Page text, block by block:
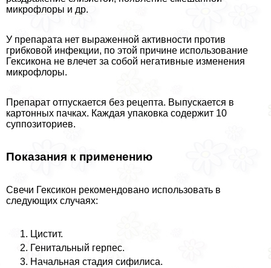
микрофлоры и др.
У препарата нет выраженной активности против
грибковой инфекции, по этой причине использование
Гексикона не влечет за собой негативные изменения
микрофлоры.
Препарат отпускается без рецепта. Выпускается в
картонных пачках. Каждая упаковка содержит 10
суппозиториев.
Показания к применению
Свечи Гексикон рекомендовано использовать в
следующих случаях:
Цистит.
Генитальный гepпeс.
Начальная стадия сифилиса.